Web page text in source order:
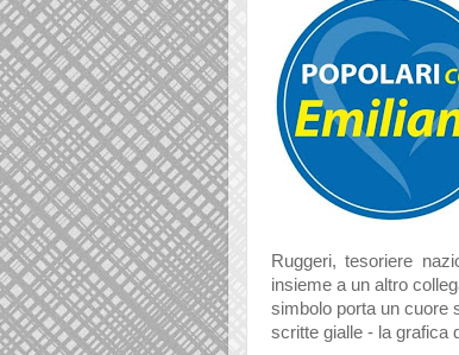
Ruggeri, tesoriere
insieme a un altro
simbolo porta un cuore
scritte gialle - la grafica